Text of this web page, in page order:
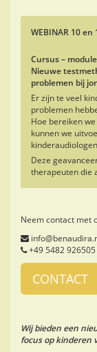
WEBINAR 10
Cursus –
Nieuwe
problemen bij
Er zijn te veel
problemen
Hoe bereiken
kunnen we
Deze
therapeuten die
Neem contact met
+49 5482 926505
CONTACT
Wij bieden een
focus op kinderen